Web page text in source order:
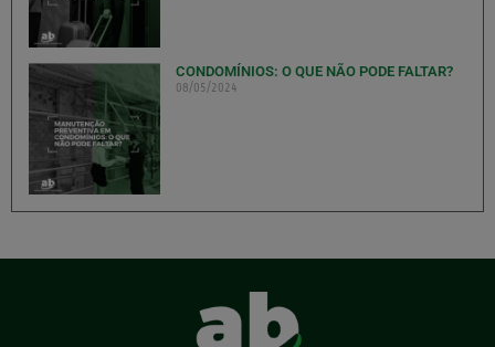
CONDOMÍNIOS: O QUE NÃO PODE FALTAR?
08/05/2024